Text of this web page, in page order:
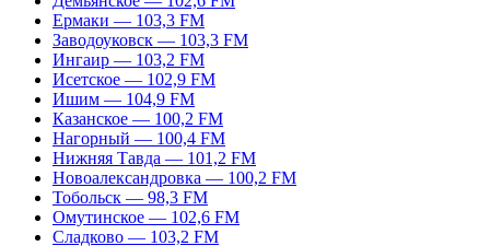
Ермаки — 103,3 FM
Заводоуковск — 103,3 FM
Ингаир — 103,2 FM
Исетское — 102,9 FM
Ишим — 104,9 FM
Казанское — 100,2 FM
Нагорный — 100,4 FM
Нижняя Тавда — 101,2 FM
Новоалександровка — 100,2 FM
Тобольск — 98,3 FM
Омутинское — 102,6 FM
Сладково — 103,2 FM